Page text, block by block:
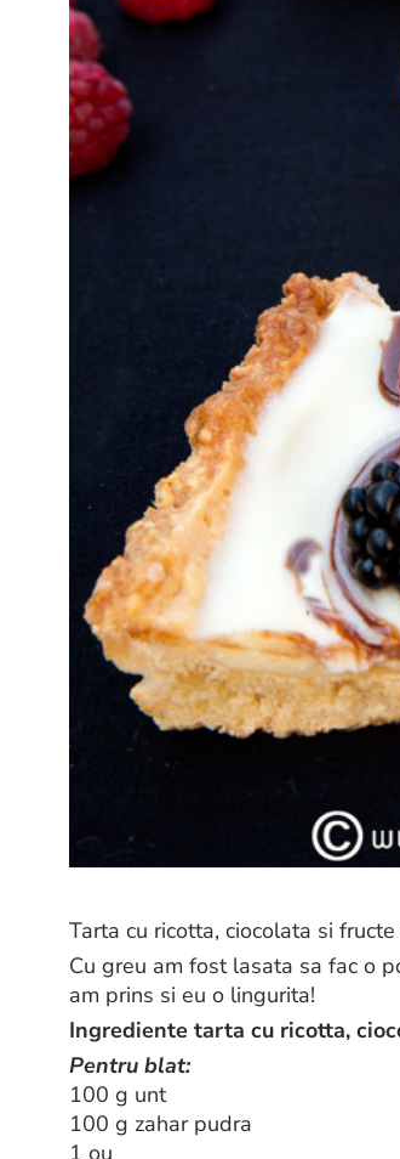
Tarta cu ricotta, ciocolata si
Cu greu am fost lasata sa fac o
am prins si eu o lingurita!
Ingrediente tarta cu ricotta,
Pentru blat:
100 g unt
100 g zahar pudra
1 ou